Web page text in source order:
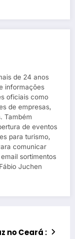
de 24 anos
informações
oficiais como
de empresas,
Também
de eventos
para turismo,
comunicar
sortimentos
Juchen
no Ceará :